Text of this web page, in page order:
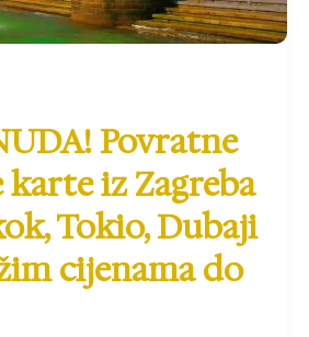
Povratne
karte iz Zagreba
Tokio, Dubaji
cijenama do